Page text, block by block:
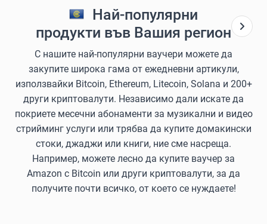
Най-популярни
продукти във Вашия регион
С нашите най-популярни ваучери можете да
закупите широка гама от ежедневни артикули,
използвайки Bitcoin, Ethereum, Litecoin, Solana и 200+
други криптовалути. Независимо дали искате да
покриете месечни абонаменти за музикални и видео
стрийминг услуги или трябва да купите домакински
стоки, джаджи или книги, ние сме насреща.
Например, можете лесно да купите ваучер за
Amazon с Bitcoin или други криптовалути, за да
получите почти всичко, от което се нуждаете!